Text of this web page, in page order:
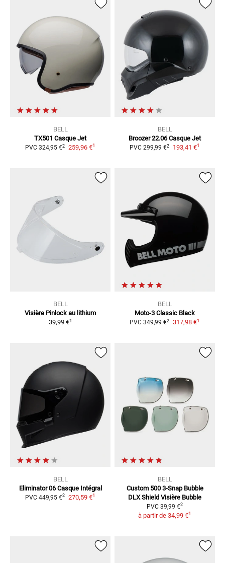
BELL
TX501 Casque Jet
PVC 324,95 €2 259,96 €1
BELL
Broozer 22.06 Casque Jet
PVC 299,99 €2 193,41 €1
BELL
Visière Pinlock au lithium
39,99 €1
BELL
Moto-3 Classic Black
PVC 349,99 €2 317,98 €1
BELL
Eliminator 06 Casque Intégral
PVC 449,95 €2 270,59 €1
BELL
Custom 500 3-Snap Bubble
DLX Shield Visière Bubble
PVC 39,99 €2
à partir de 34,99 €1